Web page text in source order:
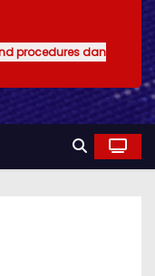
procedures dan